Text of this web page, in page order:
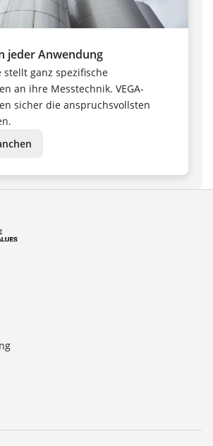
jeder Anwendung
stellt ganz spezifische
an ihre Messtechnik. VEGA-
sicher die anspruchsvollsten